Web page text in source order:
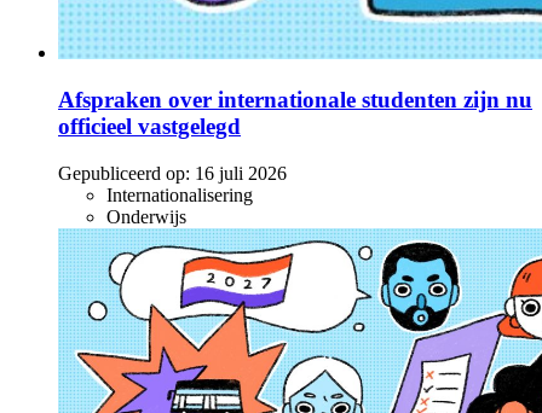
Afspraken over internationale studenten zijn nu
officieel vastgelegd
Gepubliceerd op: 16 juli 2026
Internationalisering
Onderwijs